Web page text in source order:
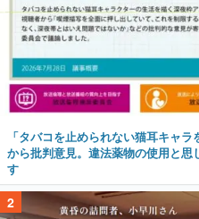
「タバコを止められない猫耳キャ
から批判意見。違法薬物の使用と
す
2